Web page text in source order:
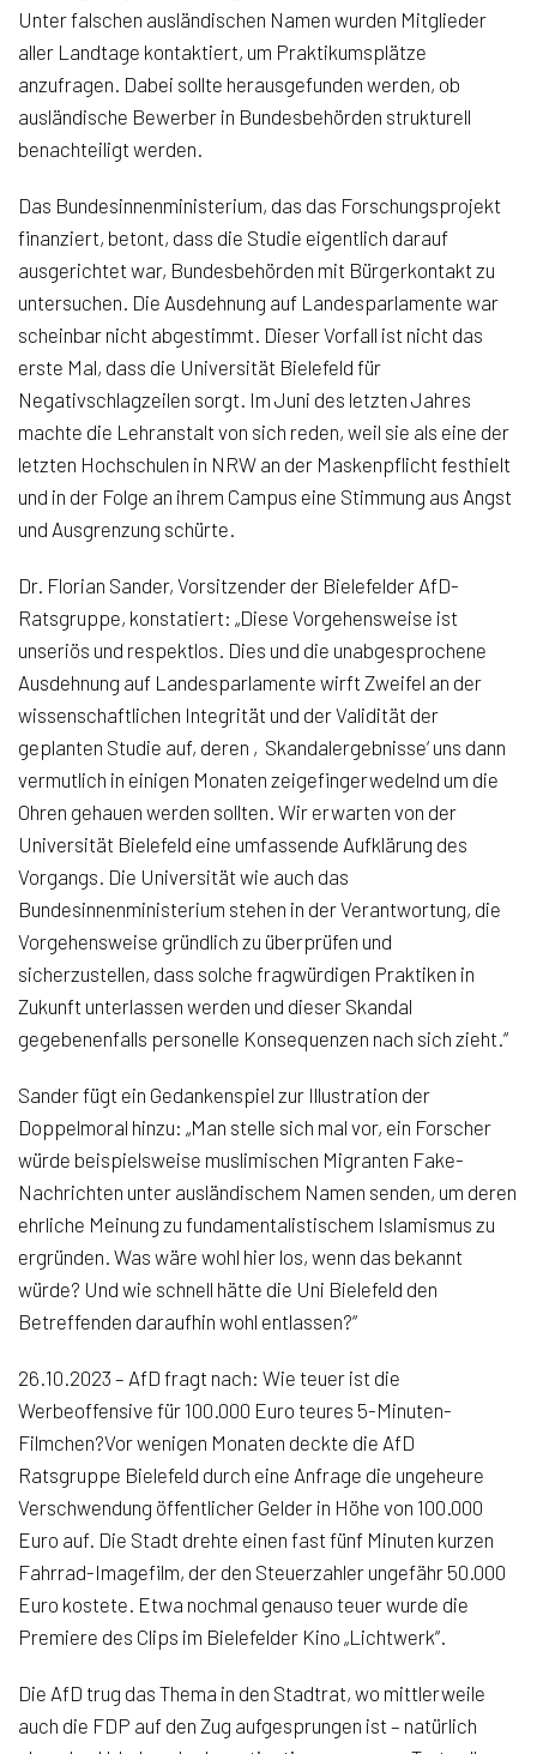
Unter falschen ausländischen Namen wurden Mitglieder
aller Landtage kontaktiert, um Praktikumsplätze
anzufragen. Dabei sollte herausgefunden werden, ob
ausländische Bewerber in Bundesbehörden strukturell
benachteiligt werden.
Das Bundesinnenministerium, das das Forschungsprojekt
finanziert, betont, dass die Studie eigentlich darauf
ausgerichtet war, Bundesbehörden mit Bürgerkontakt zu
untersuchen. Die Ausdehnung auf Landesparlamente war
scheinbar nicht abgestimmt. Dieser Vorfall ist nicht das
erste Mal, dass die Universität Bielefeld für
Negativschlagzeilen sorgt. Im Juni des letzten Jahres
machte die Lehranstalt von sich reden, weil sie als eine der
letzten Hochschulen in NRW an der Maskenpflicht festhielt
und in der Folge an ihrem Campus eine Stimmung aus Angst
und Ausgrenzung schürte.
Dr. Florian Sander, Vorsitzender der Bielefelder AfD-
Ratsgruppe, konstatiert: „Diese Vorgehensweise ist
unseriös und respektlos. Dies und die unabgesprochene
Ausdehnung auf Landesparlamente wirft Zweifel an der
wissenschaftlichen Integrität und der Validität der
geplanten Studie auf, deren ‚Skandalergebnisse‘ uns dann
vermutlich in einigen Monaten zeigefingerwedelnd um die
Ohren gehauen werden sollten. Wir erwarten von der
Universität Bielefeld eine umfassende Aufklärung des
Vorgangs. Die Universität wie auch das
Bundesinnenministerium stehen in der Verantwortung, die
Vorgehensweise gründlich zu überprüfen und
sicherzustellen, dass solche fragwürdigen Praktiken in
Zukunft unterlassen werden und dieser Skandal
gegebenenfalls personelle Konsequenzen nach sich zieht.“
Sander fügt ein Gedankenspiel zur Illustration der
Doppelmoral hinzu: „Man stelle sich mal vor, ein Forscher
würde beispielsweise muslimischen Migranten Fake-
Nachrichten unter ausländischem Namen senden, um deren
ehrliche Meinung zu fundamentalistischem Islamismus zu
ergründen. Was wäre wohl hier los, wenn das bekannt
würde? Und wie schnell hätte die Uni Bielefeld den
Betreffenden daraufhin wohl entlassen?“
26.10.2023 – AfD fragt nach: Wie teuer ist die
Werbeoffensive für 100.000 Euro teures 5-Minuten-
Filmchen?Vor wenigen Monaten deckte die AfD
Ratsgruppe Bielefeld durch eine Anfrage die ungeheure
Verschwendung öffentlicher Gelder in Höhe von 100.000
Euro auf. Die Stadt drehte einen fast fünf Minuten kurzen
Fahrrad-Imagefilm, der den Steuerzahler ungefähr 50.000
Euro kostete. Etwa nochmal genauso teuer wurde die
Premiere des Clips im Bielefelder Kino „Lichtwerk“.
Die AfD trug das Thema in den Stadtrat, wo mittlerweile
auch die FDP auf den Zug aufgesprungen ist – natürlich